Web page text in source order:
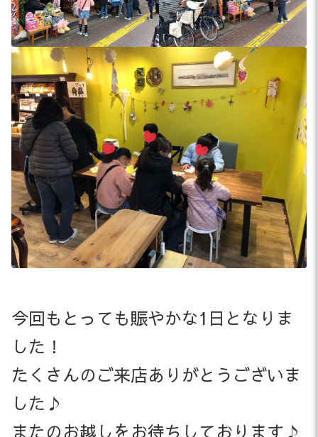
今回もとっても賑やかな1日となりま
した！
たくさんのご来店ありがとうございま
した♪
またのお越しをお待ちしております♪